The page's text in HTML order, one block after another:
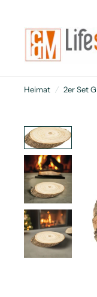
Heimat / 2er Set